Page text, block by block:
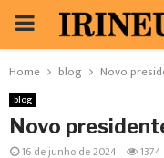
PRIMARY
MENU
Home blog Novo
blog
Novo
16 de junho de 2024 1374